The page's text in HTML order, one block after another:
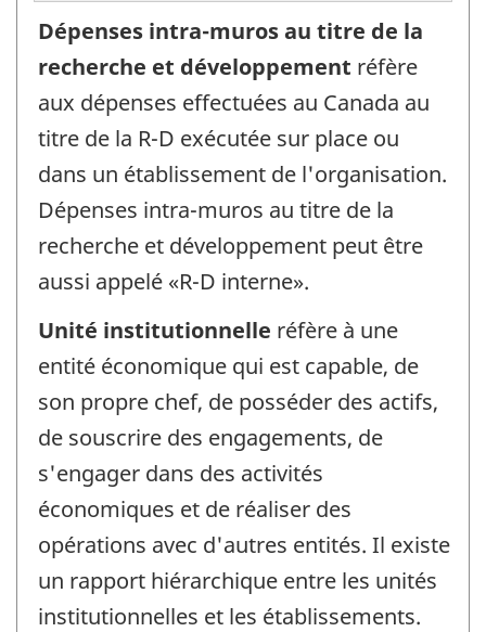
Dépenses intra-muros au titre de la
recherche et développement réfère
aux dépenses effectuées au Canada au
titre de la R-D exécutée sur place ou
dans un établissement de l'organisation.
Dépenses intra-muros au titre de la
recherche et développement peut être
aussi appelé «R-D interne».
Unité institutionnelle réfère à une
entité économique qui est capable, de
son propre chef, de posséder des actifs,
de souscrire des engagements, de
s'engager dans des activités
économiques et de réaliser des
opérations avec d'autres entités. Il existe
un rapport hiérarchique entre les unités
institutionnelles et les établissements.